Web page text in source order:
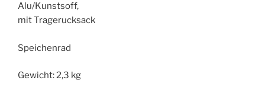
Alu/Kunstsoff,
mit Tragerucksack
Speichenrad
Gewicht: 2,3 kg